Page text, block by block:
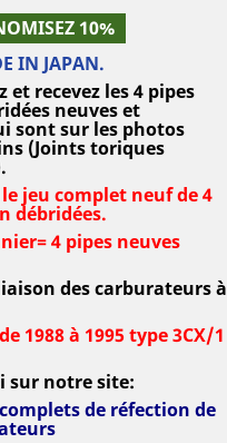
10%
IN JAPAN.
et recevez les 4 pipes
neuves et
sont sur les photos
(Joints toriques
jeu complet neuf de 4
débridées.
4 pipes neuves
des carburateurs à
1988 à 1995 type 3CX/1
sur notre site:
de réfection de